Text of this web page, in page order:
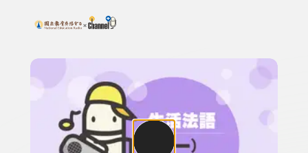
上方功能區塊
搜尋關鍵字：可輸入節目名稱、主持人或關鍵字